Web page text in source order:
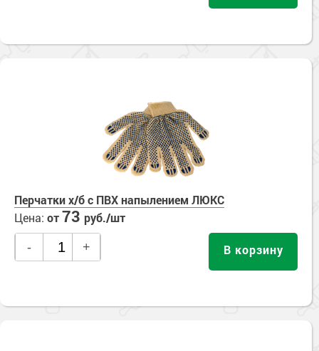
Перчатки х/б с ПВХ напылением ЛЮКС
Цена: от73 руб./шт
- + В корзину